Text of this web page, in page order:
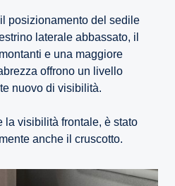
posizionamento del sedile
laterale abbassato, il
e una maggiore
offrono un livello
nuovo di visibilità.
la visibilità frontale, è stato
anche il cruscotto.